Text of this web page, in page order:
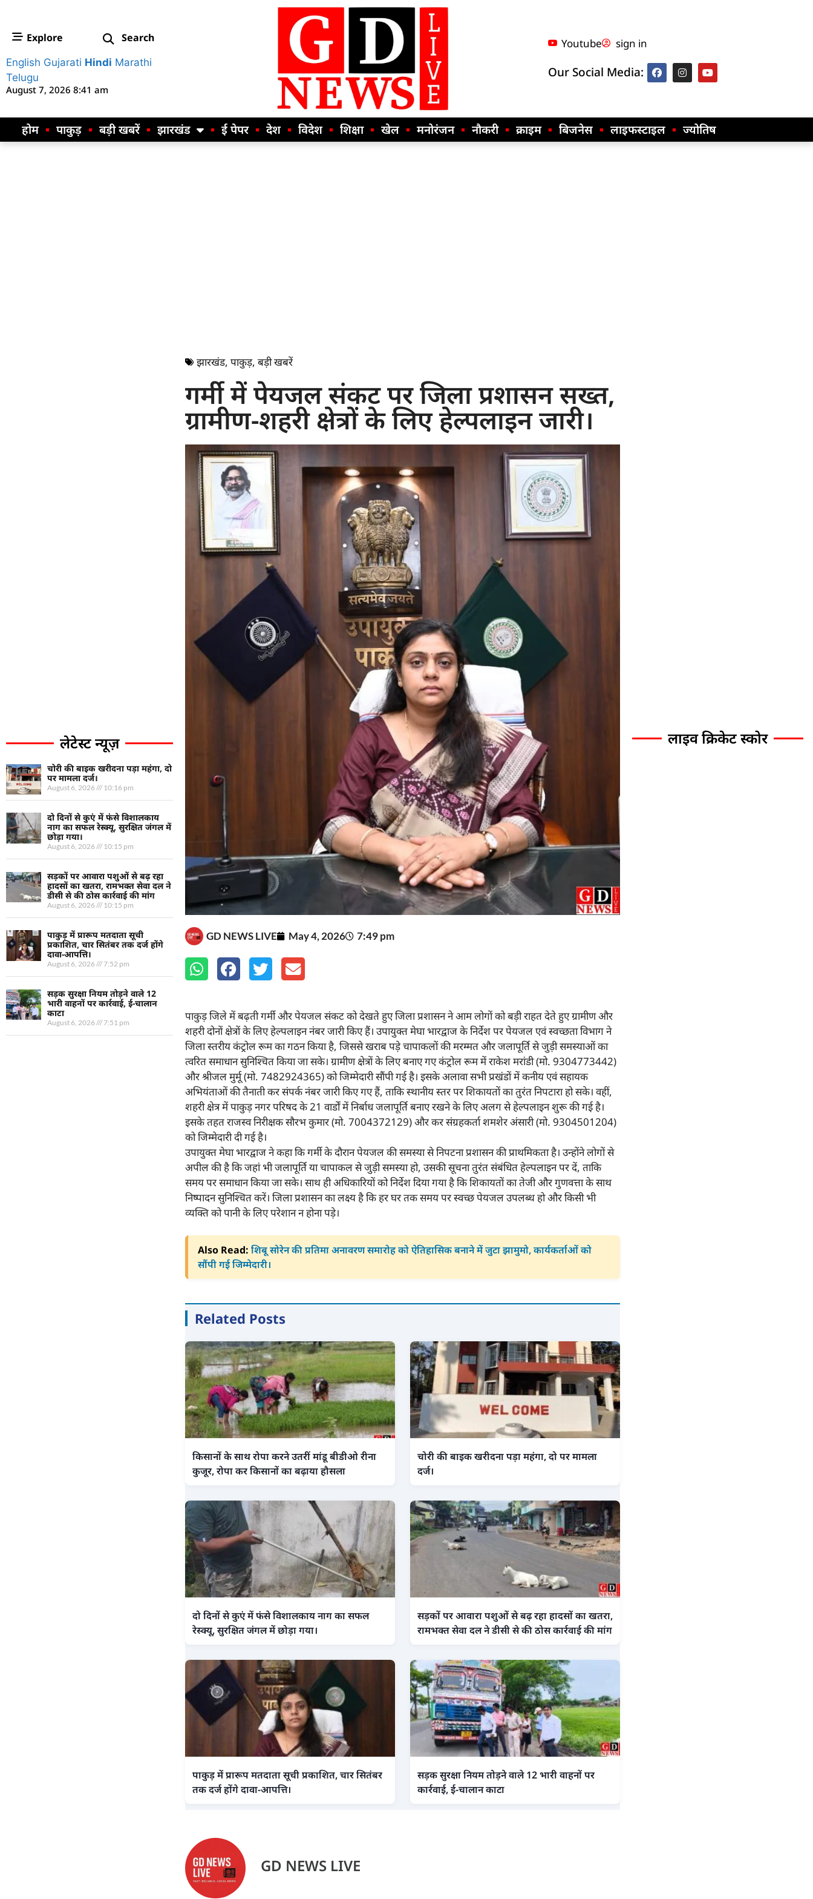
Explore Search
English Gujarati Hindi Marathi
Telugu
August 7, 2026 8:41 am
Youtube sign in
Our Social Media:
होम पाकुड़ बड़ी खबरें झारखंड ई पेपर देश विदेश शिक्षा खेल मनोरंजन नौकरी क्राइम बिजनेस लाइफस्टाइल ज्योतिष
लेटेस्ट न्यूज़
चोरी की बाइक खरीदना पड़ा महंगा, दो
पर मामला दर्ज।
August 6, 2026 10:16 pm
दो दिनों से कुएं में फंसे विशालकाय
नाग का सफल रेस्क्यू, सुरक्षित जंगल में
छोड़ा गया।
August 6, 2026 10:15 pm
सड़कों पर आवारा पशुओं से बढ़ रहा
हादसों का खतरा, रामभक्त सेवा दल ने
डीसी से की ठोस कार्रवाई की मांग
August 6, 2026 10:15 pm
पाकुड़ में प्रारूप मतदाता सूची
प्रकाशित, चार सितंबर तक दर्ज होंगे
दावा-आपत्ति।
August 6, 2026 7:52 pm
सड़क सुरक्षा नियम तोड़ने वाले 12
भारी वाहनों पर कार्रवाई, ई-चालान
काटा
August 6, 2026 7:51 pm
झारखंड, पाकुड़, बड़ी खबरें
गर्मी में पेयजल संकट पर जिला प्रशासन सख्त,
ग्रामीण-शहरी क्षेत्रों के लिए हेल्पलाइन जारी।
GD NEWS LIVE May 4, 2026 7:49 pm
पाकुड़ जिले में बढ़ती गर्मी और पेयजल संकट को देखते हुए जिला प्रशासन ने आम लोगों को बड़ी राहत देते हुए ग्रामीण और
शहरी दोनों क्षेत्रों के लिए हेल्पलाइन नंबर जारी किए हैं। उपायुक्त मेघा भारद्वाज के निर्देश पर पेयजल एवं स्वच्छता विभाग ने
जिला स्तरीय कंट्रोल रूम का गठन किया है, जिससे खराब पड़े चापाकलों की मरम्मत और जलापूर्ति से जुड़ी समस्याओं का
त्वरित समाधान सुनिश्चित किया जा सके। ग्रामीण क्षेत्रों के लिए बनाए गए कंट्रोल रूम में राकेश मरांडी (मो. 9304773442)
और श्रीजल मुर्मू (मो. 7482924365) को जिम्मेदारी सौंपी गई है। इसके अलावा सभी प्रखंडों में कनीय एवं सहायक
अभियंताओं की तैनाती कर संपर्क नंबर जारी किए गए हैं, ताकि स्थानीय स्तर पर शिकायतों का तुरंत निपटारा हो सके। वहीं,
शहरी क्षेत्र में पाकुड़ नगर परिषद के 21 वार्डों में निर्बाध जलापूर्ति बनाए रखने के लिए अलग से हेल्पलाइन शुरू की गई है।
इसके तहत राजस्व निरीक्षक सौरभ कुमार (मो. 7004372129) और कर संग्रहकर्ता शमशेर अंसारी (मो. 9304501204)
को जिम्मेदारी दी गई है।
उपायुक्त मेघा भारद्वाज ने कहा कि गर्मी के दौरान पेयजल की समस्या से निपटना प्रशासन की प्राथमिकता है। उन्होंने लोगों से
अपील की है कि जहां भी जलापूर्ति या चापाकल से जुड़ी समस्या हो, उसकी सूचना तुरंत संबंधित हेल्पलाइन पर दें, ताकि
समय पर समाधान किया जा सके। साथ ही अधिकारियों को निर्देश दिया गया है कि शिकायतों का तेजी और गुणवत्ता के साथ
निष्पादन सुनिश्चित करें। जिला प्रशासन का लक्ष्य है कि हर घर तक समय पर स्वच्छ पेयजल उपलब्ध हो और किसी भी
व्यक्ति को पानी के लिए परेशान न होना पड़े।
Also Read: शिबू सोरेन की प्रतिमा अनावरण समारोह को ऐतिहासिक बनाने में जुटा झामुमो, कार्यकर्ताओं को
सौंपी गई जिम्मेदारी।
Related Posts
किसानों के साथ रोपा करने उतरीं मांडू बीडीओ रीना
कुजूर, रोपा कर किसानों का बढ़ाया हौसला
चोरी की बाइक खरीदना पड़ा महंगा, दो पर मामला
दर्ज।
दो दिनों से कुएं में फंसे विशालकाय नाग का सफल
रेस्क्यू, सुरक्षित जंगल में छोड़ा गया।
सड़कों पर आवारा पशुओं से बढ़ रहा हादसों का खतरा,
रामभक्त सेवा दल ने डीसी से की ठोस कार्रवाई की मांग
पाकुड़ में प्रारूप मतदाता सूची प्रकाशित, चार सितंबर
तक दर्ज होंगे दावा-आपत्ति।
सड़क सुरक्षा नियम तोड़ने वाले 12 भारी वाहनों पर
कार्रवाई, ई-चालान काटा
GD NEWS LIVE
लाइव क्रिकेट स्कोर